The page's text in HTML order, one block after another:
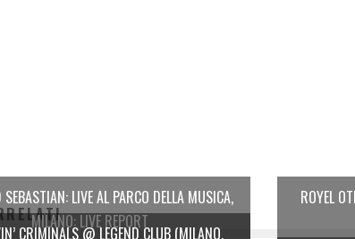
SEBASTIAN: LIVE AL PARCO DELLA MUSICA,
MILANO: LIVE REPORT
ROYEL
CRIMINALS @ LEGEND CLUB (MILANO,